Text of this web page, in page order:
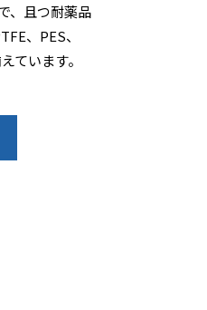
、且つ耐薬品
、PES、
ています。